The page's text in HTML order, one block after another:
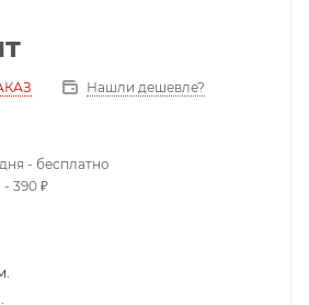
Нашли дешевле?
- бесплатно
- 390 ₽